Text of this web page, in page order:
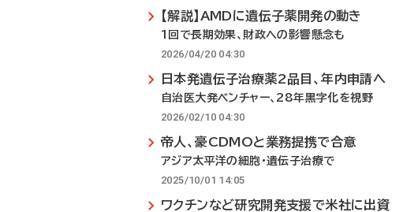
【解説】AMDに遺伝子薬開発の動き
1回で長期効果、財政への影響懸念も
2026/04/20 04:30
日本発遺伝子治療薬2品目、年内申請へ
自治医大発ベンチャー、28年黒字化を視野
2026/02/10 04:30
帝人、豪CDMOと業務提携で合意
アジア太平洋の細胞・遺伝子治療で
2025/10/01 14:05
ワクチンなど研究開発支援で米社に出資